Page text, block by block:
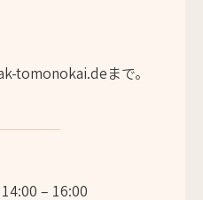
tomonokai.deまで。
– 16:00